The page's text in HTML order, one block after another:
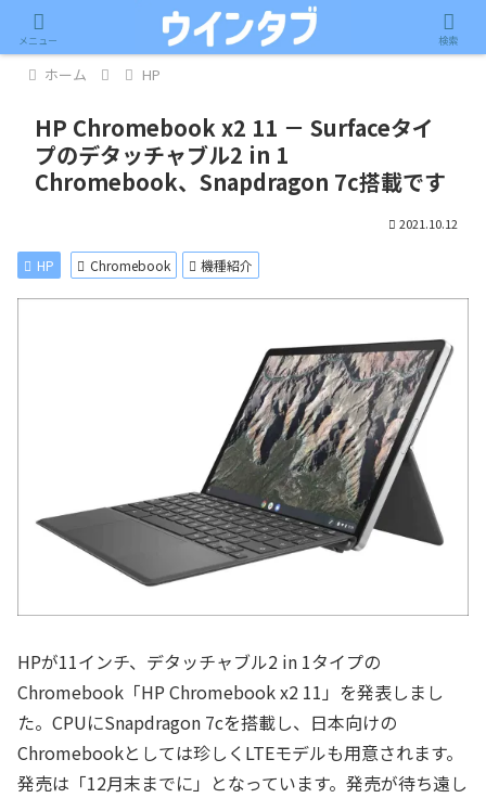
記事内に広告が含まれています。
ホーム HP
HP Chromebook x2 11 － Surfaceタイ
プのデタッチャブル2 in 1
Chromebook、Snapdragon 7c搭載です
2021.10.12
HP Chromebook 機種紹介
HPが11インチ、デタッチャブル2 in 1タイプの
Chromebook「HP Chromebook x2 11」を発表しまし
た。CPUにSnapdragon 7cを搭載し、日本向けの
Chromebookとしては珍しくLTEモデルも用意されます。
発売は「12月末までに」となっています。発売が待ち遠し
メニュー 検索